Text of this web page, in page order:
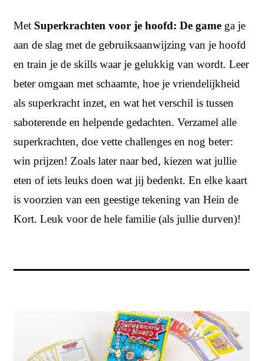
Met Superkrachten voor je hoofd: De game ga je
aan de slag met de gebruiksaanwijzing van je hoofd
en train je de skills waar je gelukkig van wordt. Leer
beter omgaan met schaamte, hoe je vriendelijkheid
als superkracht inzet, en wat het verschil is tussen
saboterende en helpende gedachten. Verzamel alle
superkrachten, doe vette challenges en nog beter:
win prijzen! Zoals later naar bed, kiezen wat jullie
eten of iets leuks doen wat jij bedenkt. En elke kaart
is voorzien van een geestige tekening van Hein de
Kort. Leuk voor de hele familie (als jullie durven)!